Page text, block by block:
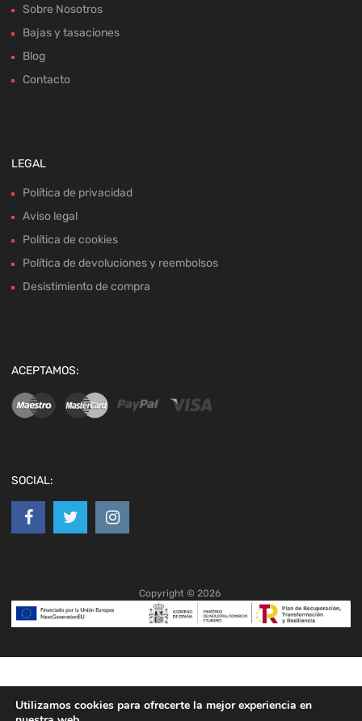
Sobre Nosotros
Bajas y tasaciones
Blog
Contacto
LEGAL
Política de privacidad
Aviso legal
Política de cookies
Política de devoluciones y reembolsos
Desistimiento de compra
ACEPTAMOS:
SOCIAL:
Copyright © 2026
Utilizamos cookies para ofrecerte la mejor experiencia en